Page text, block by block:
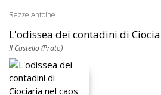
Rezze Antoine
L'odissea dei contadini di
Il Castello (Prato)